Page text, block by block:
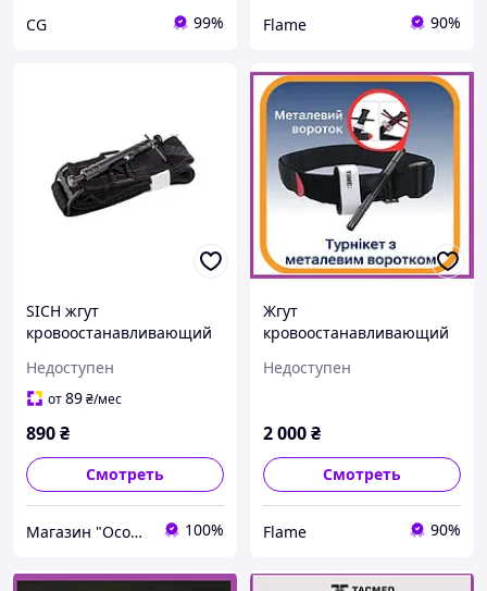
CG 99% Flame 90%
SICH жгут
кровоостанавливающий
Недоступен
от89₴/мес
890₴
Смотреть
Магазин "Особистий захист" 100%
Жгут
кровоостанавливающий
Армейский оригинал
Raskach
Недоступен
2 000₴
Смотреть
Flame 90%